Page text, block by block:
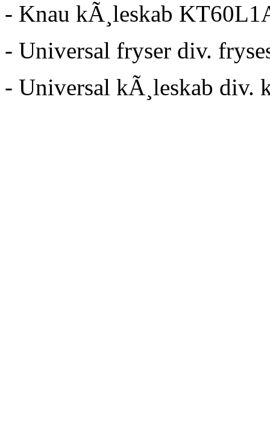
- Knau kÃ¸leskab
- Universal fryser div.
- Universal kÃ¸leskab div.